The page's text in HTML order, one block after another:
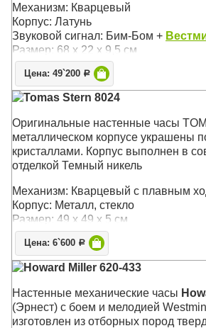
Механизм: Кварцевый
Корпус: Латунь
Звуковой сигнал: Бим-Бом +
Размер: 68 х 22 х 9,5 см
Цена: 49`200 Р
Tomas Stern 8024
Оригинальные настенные часы
металлическом корпусе украшены
кристаллами. Корпус выполнен в
отделкой Темный никель
Механизм: Кварцевый с плавным
Корпус: Металл, стекло
Размер: 49 х 49 х 5 см
Цена: 6`600 Р
Howard Miller 620-433
Настенные механические часы
(Эрнест) с боем и мелодией
изготовлен из отборных пород